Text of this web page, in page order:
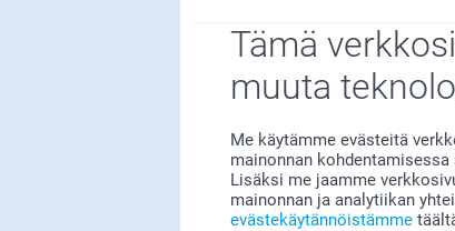
Tämä
muuta
Me käytämme evästeitä
mainonnan
Lisäksi me jaamme
mainonnan ja analytiikan
evästekäytännöistämme
Etsitkö inspiraatiota?